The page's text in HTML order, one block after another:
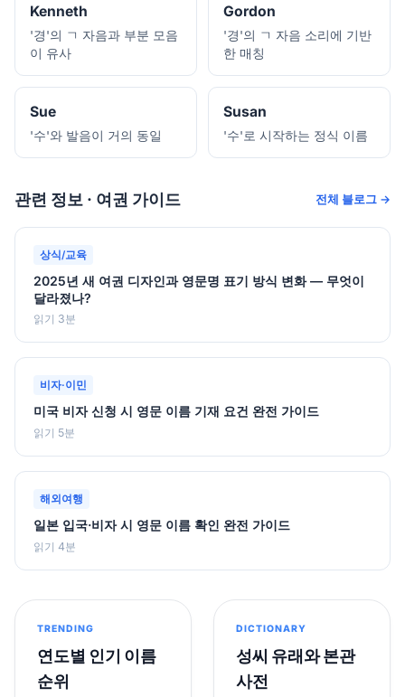
Kenneth
'경'의 ㄱ 자음과 부분 모음
이 유사
Gordon
'경'의 ㄱ 자음 소리에 기반
한 매칭
Sue
'수'와 발음이 거의 동일
Susan
'수'로 시작하는 정식 이름
관련 정보 · 여권 가이드 전체 블로그 →
상식/교육
2025년 새 여권 디자인과 영문명 표기 방식 변화 — 무엇이
달라졌나?
읽기 3분
비자·이민
미국 비자 신청 시 영문 이름 기재 요건 완전 가이드
읽기 5분
해외여행
일본 입국·비자 시 영문 이름 확인 완전 가이드
읽기 4분
TRENDING
연도별 인기 이름
순위
DICTIONARY
성씨 유래와 본관
사전